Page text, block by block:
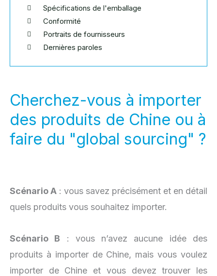
Cherchez-vous à importer
des produits de Chine ou à
faire du "global sourcing" ?
Scénario A : vous savez précisément et en détail
quels produits vous souhaitez importer.
Scénario B : vous n’avez aucune idée des
produits à importer de Chine, mais vous voulez
importer de Chine et vous devez trouver les
Spécifications de l'emballage
Conformité
Portraits de fournisseurs
Dernières paroles